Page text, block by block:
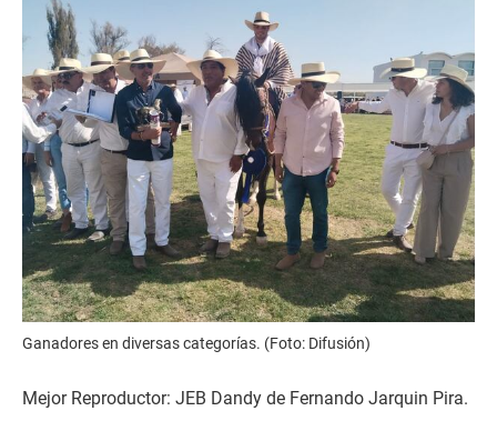
Ganadores en diversas categorías. (Foto: Difusión)
Mejor Reproductor: JEB Dandy de Fernando Jarquin Pira.